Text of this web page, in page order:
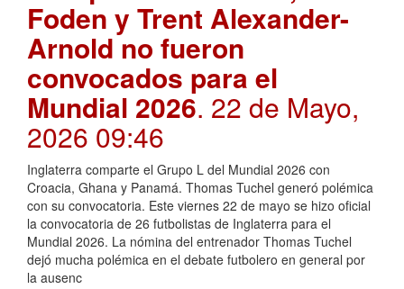
Foden y Trent Alexander-
Arnold no fueron
convocados para el
Mundial 2026. 22 de Mayo,
2026 09:46
Inglaterra comparte el Grupo L del Mundial 2026 con
Croacia, Ghana y Panamá. Thomas Tuchel generó polémica
con su convocatoria. Este viernes 22 de mayo se hizo oficial
la convocatoria de 26 futbolistas de Inglaterra para el
Mundial 2026. La nómina del entrenador Thomas Tuchel
dejó mucha polémica en el debate futbolero en general por
la ausenc